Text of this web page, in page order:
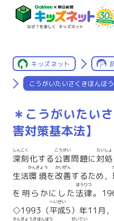
キッズネット
こうがいたいさくきほんほ
＊こうがいたい
害対策基本法】
深刻
しんこく
化する公害
こうがい
問題に対処
たいしょ
生活環境
かんきょう
を改善
かいぜん
するため，
を明らかにした法律
ほうりつ
。
◇1993（平成
へいせい
5）年11月，
かんきょうきほんほう せいてい